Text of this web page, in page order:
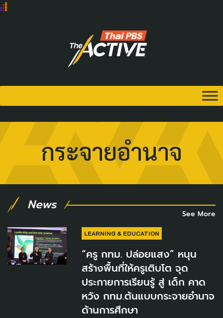
กระจายอำนาจ
News
See More
LEARNING & EDUCATION
“ครู กทม. ปล่อยแสง” หนุน
สร้างพื้นที่ให้ครูเติบโต จุด
ประกายการเรียนรู้ สู่ เด็ก คาด
หวัง กทม.ต้นแบบกระจายอำนาจ
ด้านการศึกษา